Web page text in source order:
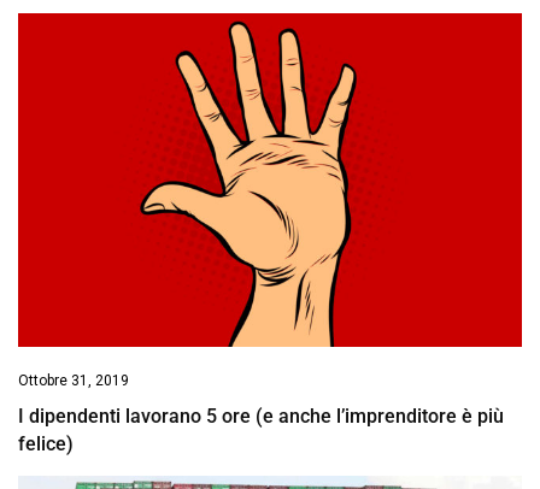
Ottobre 31, 2019
I dipendenti lavorano 5 ore (e anche l’imprenditore è più
felice)